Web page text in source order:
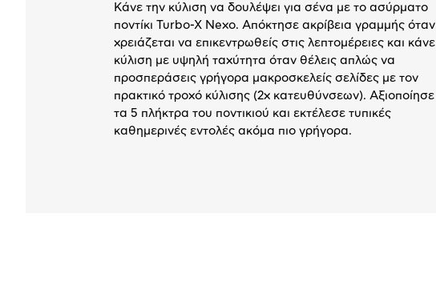
Κάνε την κύλιση να δουλέψει για σένα με το ασύρματο
ποντίκι Turbo-X Nexo. Απόκτησε ακρίβεια γραμμής όταν
χρειάζεται να επικεντρωθείς στις λεπτομέρειες και κάνε
κύλιση με υψηλή ταχύτητα όταν θέλεις απλώς να
προσπεράσεις γρήγορα μακροσκελείς σελίδες με τον
πρακτικό τροχό κύλισης (2x κατευθύνσεων). Αξιοποίησε
τα 5 πλήκτρα του ποντικιού και εκτέλεσε τυπικές
καθημερινές εντολές ακόμα πιο γρήγορα.